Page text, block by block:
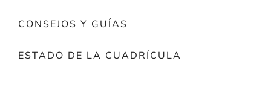
CONSEJOS Y GUÍAS
ESTADO DE LA CUADRÍCULA